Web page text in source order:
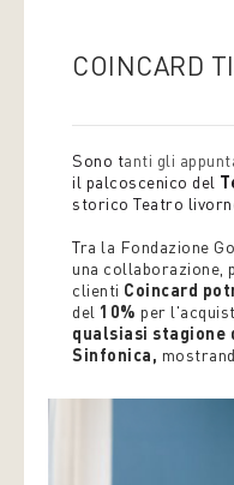
COINCARD
Sono tanti gli
il palcoscenico del
storico Teatro
Tra la Fondazione
una collaborazione,
clienti Coincard
del 10% per
qualsiasi stagione
Sinfonica,